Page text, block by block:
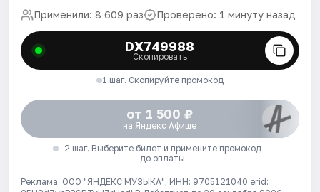
Применили: 8 609 раз Проверено: 1 минуту назад
DX749988
Скопировать
1 шаг. Скопируйте промокод
от 1 500 ₽
на Яндекс Афише
2 шаг. Выберите билет и примените промокод
до оплаты
Реклама. ООО "ЯНДЕКС МУЗЫКА", ИНН: 9705121040 erid: